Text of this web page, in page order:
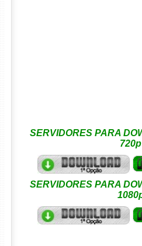
SERVIDORES PARA
720p
SERVIDORES PARA